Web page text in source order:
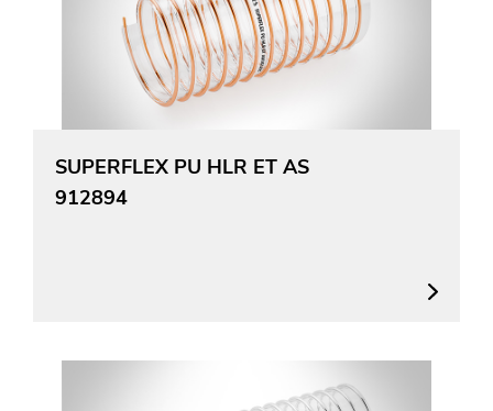
SUPERFLEX PU HLR ET AS
912894